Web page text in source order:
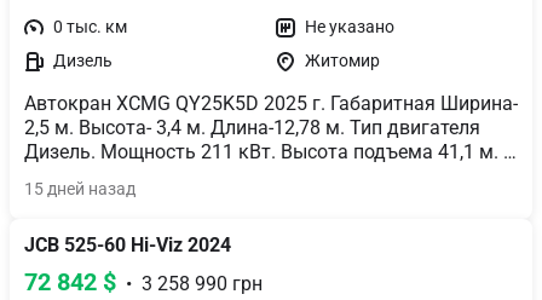
0 тыс. км
Дизель
Не указано
Житомир
Автокран XCMG QY25K5D 2025 г. Габаритная Ширина-
2,5 м. Высота- 3,4 м. Длина-12,78 м. Тип двигателя
Дизель. Мощность 211 кВт. Высота подъема 41,1 м.
Грузоподъемность 25 т. Тип стрелы автокран,
телескопическая стрела. Шины: 12 R 22.5-все.
кондиционер и печка кабины оператора крана.
15 дней назад
JCB 525-60 Hi-Viz 2024
72 842 $
  •  3 258 990 грн